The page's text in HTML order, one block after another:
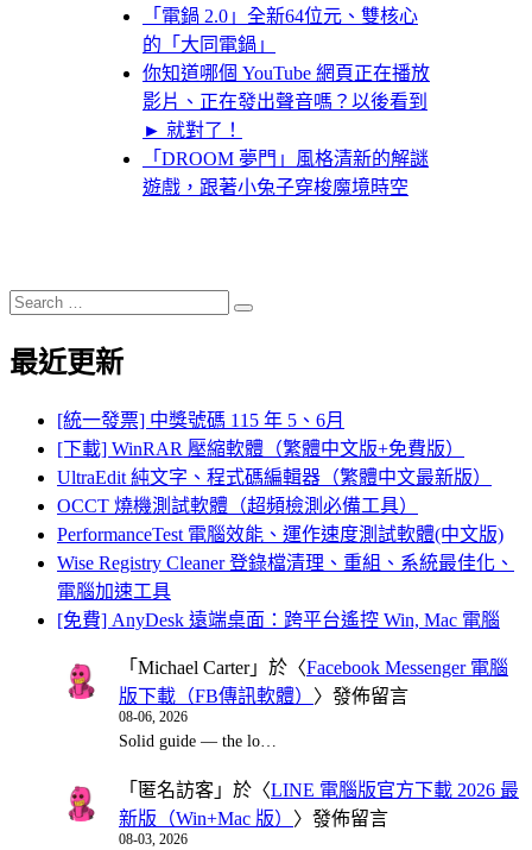
「電鍋 2.0」全新64位元、雙核心
的「大同電鍋」
你知道哪個 YouTube 網頁正在播放
影片、正在發出聲音嗎？以後看到
► 就對了！
「DROOM 夢門」風格清新的解謎
遊戲，跟著小兔子穿梭魔境時空
Search
for:
Search
最近更新
[統一發票] 中獎號碼 115 年 5、6月
[下載] WinRAR 壓縮軟體（繁體中文版+免費版）
UltraEdit 純文字、程式碼編輯器（繁體中文最新版）
OCCT 燒機測試軟體（超頻檢測必備工具）
PerformanceTest 電腦效能、運作速度測試軟體(中文版)
Wise Registry Cleaner 登錄檔清理、重組、系統最佳化、
電腦加速工具
[免費] AnyDesk 遠端桌面：跨平台遙控 Win, Mac 電腦
「 Michael Carter」於〈Facebook Messenger 電腦
版下載（FB傳訊軟體） 〉發佈留言
08-06, 2026
Solid guide — the lo…
「 匿名訪客 」於〈LINE 電腦版官方下載 2026 最
新版（Win+Mac 版）
〉發佈留言
08-03, 2026